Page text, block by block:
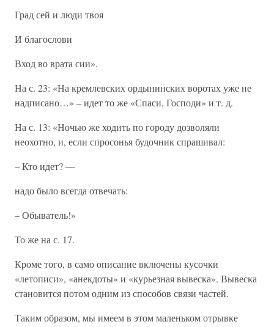
Град сей и люди твоя
И благослови
Вход во врата сии».
На с. 23: «На кремлевских ордынинских воротах уже не
надписано…» – идет то же «Спаси, Господи» и т. д.
На с. 13: «Ночью же ходить по городу дозволяли
неохотно, и, если спросонья будочник спрашивал:
– Кто идет? —
надо было всегда отвечать:
– Обыватель!»
То же на с. 17.
Кроме того, в само описание включены кусочки
«летописи», «анекдоты» и «курьезная вывеска». Вывеска
становится потом одним из способов связи частей.
Таким образом, мы имеем в этом маленьком отрывке